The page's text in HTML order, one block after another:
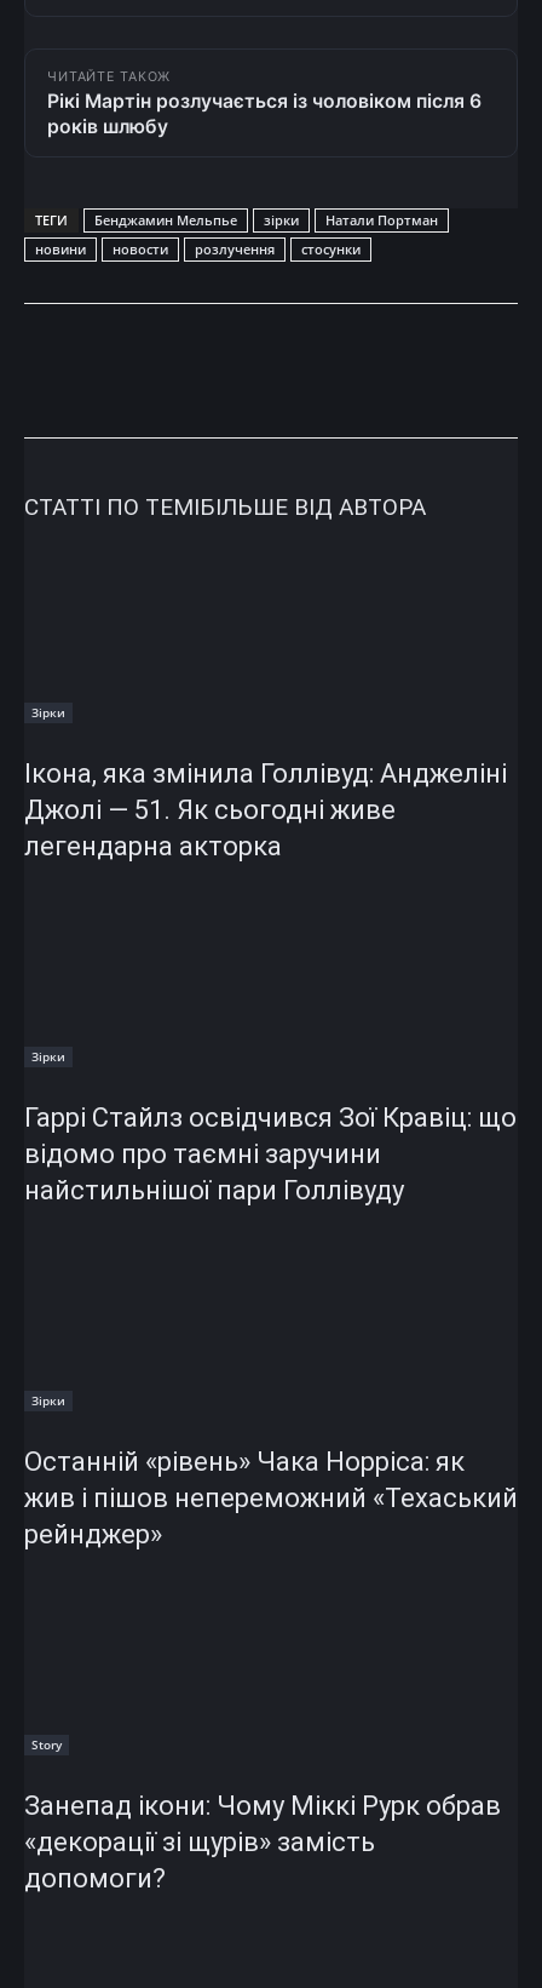
ЧИТАЙТЕ ТАКОЖ
Рікі Мартін розлучається із чоловіком після 6
років шлюбу
ТЕГИ Бенджамин Мельпье зірки
Натали Портман
новини
новости розлучення стосунки
СТАТТІ ПО ТЕМІБІЛЬШЕ ВІД АВТОРА
Зірки
Ікона, яка змінила Голлівуд: Анджеліні
Джолі — 51. Як сьогодні живе
легендарна акторка
Зірки
Гаррі Стайлз освідчився Зої Кравіц: що
відомо про таємні заручини
найстильнішої пари Голлівуду
Зірки
Останній «рівень» Чака Норріса: як
жив і пішов непереможний «Техаський
рейнджер»
Story
Занепад ікони: Чому Міккі Рурк обрав
«декорації зі щурів» замість
допомоги?